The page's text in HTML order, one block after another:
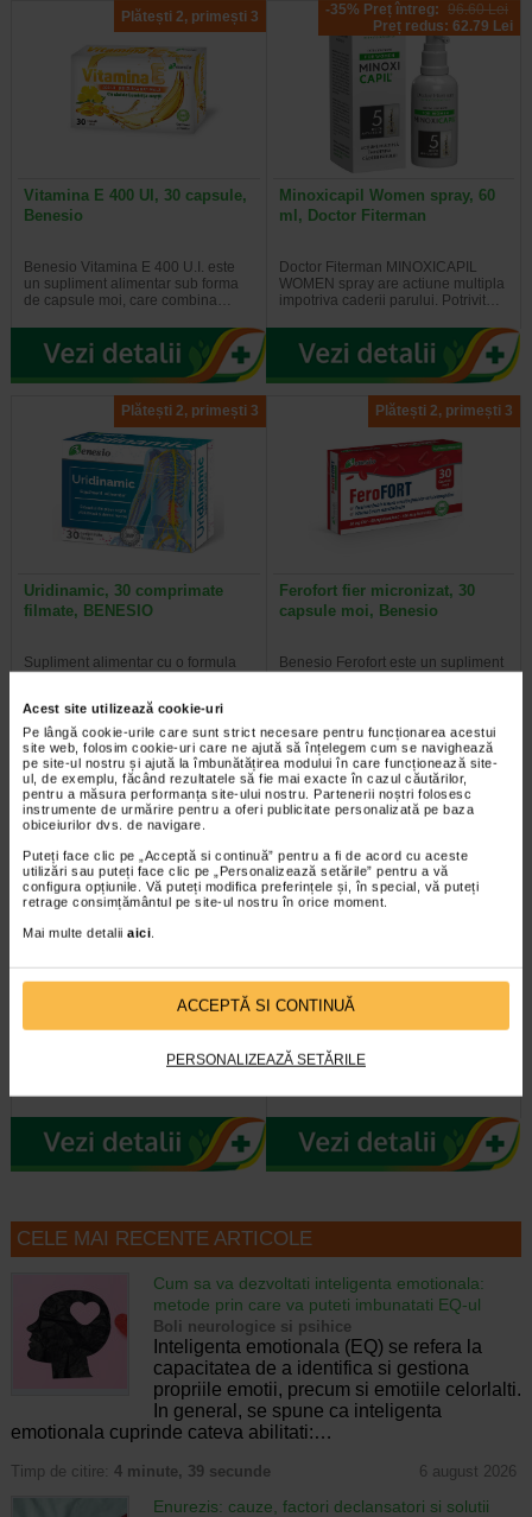
Acest site utilizează cookie-uri
Pe lângă cookie-urile care sunt strict necesare pentru funcționarea acestui
site web, folosim cookie-uri care ne ajută să înțelegem cum se navighează
pe site-ul nostru și ajută la îmbunătățirea modului în care funcționează site-
ul, de exemplu, făcând rezultatele să fie mai exacte în cazul căutărilor,
pentru a măsura performanța site-ului nostru. Partenerii noștri folosesc
instrumente de urmărire pentru a oferi publicitate personalizată pe baza
obiceiurilor dvs. de navigare.
Puteți face clic pe „Acceptă si continuă” pentru a fi de acord cu aceste
utilizări sau puteți face clic pe „Personalizează setările” pentru a vă
configura opțiunile. Vă puteți modifica preferințele și, în special, vă puteți
retrage consimțământul pe site-ul nostru în orice moment.
Mai multe detalii aici.
ACCEPTĂ SI CONTINUĂ
PERSONALIZEAZĂ SETĂRILE
Plătești 2, primești 3
Vitamina E 400 UI, 30 capsule,
Benesio
Benesio Vitamina E 400 U.I. este
un supliment alimentar sub forma
de capsule moi, care combina…
-35% Preț întreg: 96.60 Lei
Preț redus: 62.79 Lei
Minoxicapil Women spray, 60
ml, Doctor Fiterman
Doctor Fiterman MINOXICAPIL
WOMEN spray are actiune multipla
impotriva caderii parului. Potrivit…
Plătești 2, primești 3
Uridinamic, 30 comprimate
filmate, BENESIO
Supliment alimentar cu o formula
complexa, ce combina magneziu,
Plătești 2, primești 3
Ferofort fier micronizat, 30
capsule moi, Benesio
Benesio Ferofort este un supliment
alimentar care combina fier
Plătești 2, primești 3
ImunoSuport 1000, 30
comprimate, NATURALIS
Vitaminele C, D3 si zincul
Plătești 2, primești 3
Cardioforte, 20 comprimate
filmate, NATURALIS
CardioForte de la Naturalis este un
CELE MAI RECENTE ARTICOLE
Cum sa va dezvoltati inteligenta emotionala:
metode prin care va puteti imbunatati EQ-ul
Boli neurologice si psihice
Inteligenta emotionala (EQ) se refera la
capacitatea de a identifica si gestiona
propriile emotii, precum si emotiile celorlalti.
In general, se spune ca inteligenta
emotionala cuprinde cateva abilitati:…
Timp de citire: 4 minute, 39 secunde 6 august 2026
Enurezis: cauze, factori declansatori si solutii